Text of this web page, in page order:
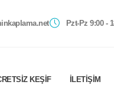
Pzt-Pz 9:00 -
KEŞIF İLETIŞIM